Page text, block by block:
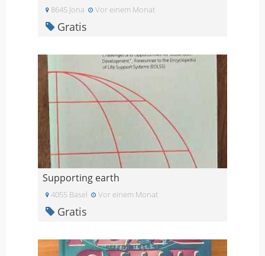
8645 Jona Vor einem Monat
Gratis
Supporting earth
4055 Basel Vor einem Monat
Gratis